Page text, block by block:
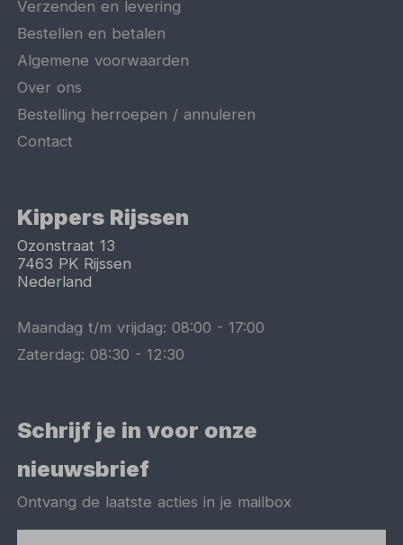
Verzenden en levering
Bestellen en betalen
Algemene voorwaarden
Over ons
Bestelling herroepen / annuleren
Contact
Kippers Rijssen
Ozonstraat 13
7463 PK Rijssen
Nederland
Maandag t/m vrijdag:08:00 -17:00
Zaterdag:08:30 -12:30
Schrijf je in voor onze
nieuwsbrief
Ontvang de laatste acties in je mailbox